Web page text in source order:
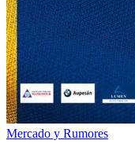
Mercado y Rumores